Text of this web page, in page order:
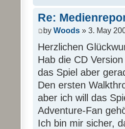
Re:
by Woods » 3. May
Herzlichen
Hab die CD
das Spiel aber
Den ersten
aber ich will das
Adventure-Fan
Ich bin mir sicher,